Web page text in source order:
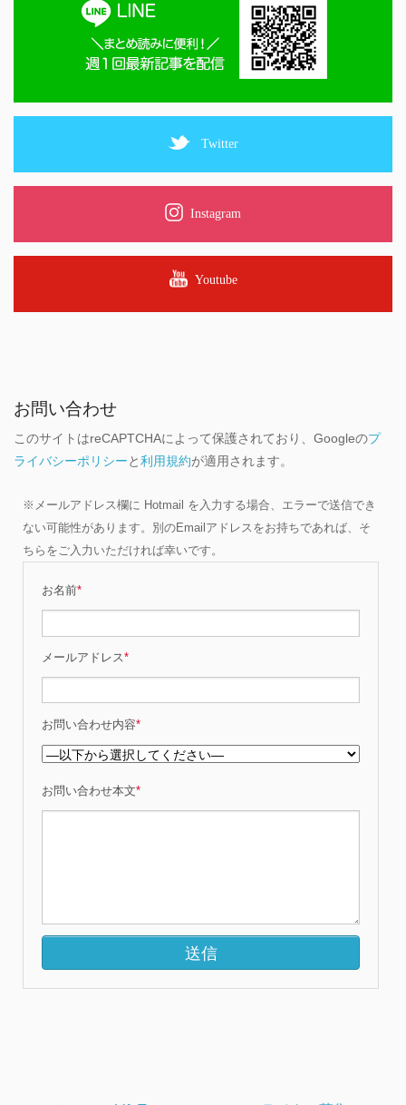
Twitter
Instagram
Youtube
お問い合わせ
このサイトはreCAPTCHAによって保護されており、Googleのプ
ライバシーポリシーと利用規約が適用されます。
※メールアドレス欄に Hotmail を入力する場合、エラーで送信でき
ない可能性があります。別のEmailアドレスをお持ちであれば、そ
ちらをご入力いただければ幸いです。
お名前*
メールアドレス*
お問い合わせ内容*
お問い合わせ本文*